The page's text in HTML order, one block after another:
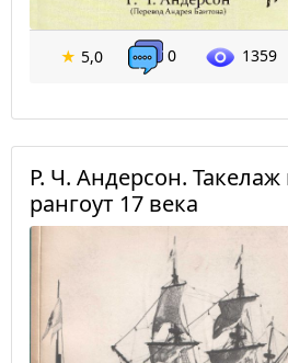
★ 5,0 0 1359
Р. Ч. Андерсон. Такелаж
рангоут 17 века